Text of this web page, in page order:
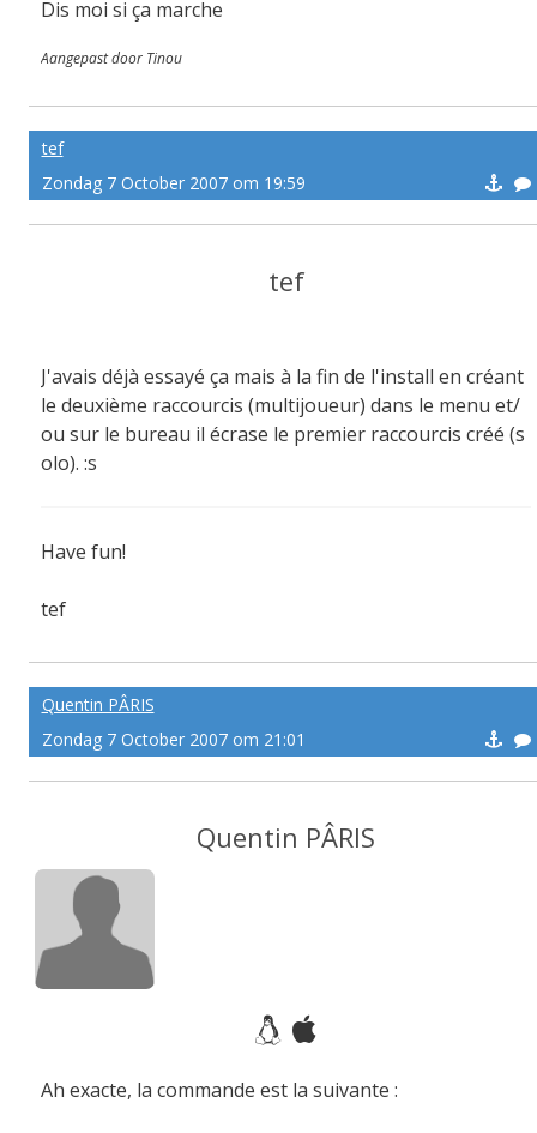
Dis moi si ça marche
Aangepast door Tinou
tef
Zondag 7 October 2007 om 19:59
tef
J'avais déjà essayé ça mais à la fin de l'install en créant
le deuxième raccourcis (multijoueur) dans le menu et/
ou sur le bureau il écrase le premier raccourcis créé (s
olo). :s
Have fun!
tef
Quentin PÂRIS
Zondag 7 October 2007 om 21:01
Quentin PÂRIS
Ah exacte, la commande est la suivante :